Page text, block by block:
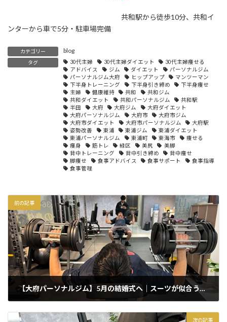
共和駅から徒歩10分、共和イ
ンターから車で5分・駐車場完備
カテゴリー blog
タグ 30代主婦 30代主婦ダイエット
30代主婦痩せる
アドバイス
ジム ダイエット
パーソナルジム
パーソナルジム大府
ヒップアップ
マンツーマン
下半身トレーニング
下半身引き締め
下半身痩せ
主婦
健康維持 共和
共和ジム
共和ダイエット
共和パーソナルジム
共和駅
半田
大府 大府ジム
大府ダイエット
大府パーソナルジム
大府市
大府市ジム
大府市ダイエット
大府市パーソナルジム
大府駅
姿勢改善
東浦 東浦ジム
東浦ダイエット
東浦パーソナルジム
東浦町 東海市
痩せる
痩身
筋トレ 緑区 美尻
美脚
背中トレーニング
背中引き締め
背中痩せ
脚痩せ
食事アドバイス 食事サポート
食事指導
食事管理
前の記事
【大府パーソナルジム】5月の結婚式へ｜スーツが似合う体づくり
次の記事